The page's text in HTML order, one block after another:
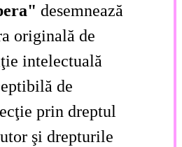
desemnează
originală de
intelectuală
de
prin dreptul
şi drepturile